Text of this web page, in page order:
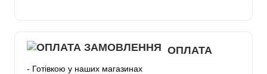
ОПЛАТА
- Готівкою у наших магазинах